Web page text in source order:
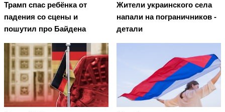
Трамп спас ребёнка от
падения со сцены и
пошутил про Байдена
Жители украинского села
напали на пограничников -
детали